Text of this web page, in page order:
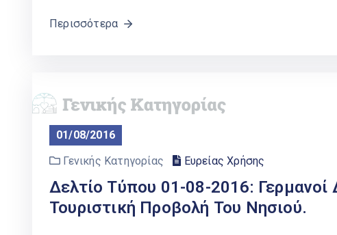
Περισσότερα
01/08/2016
Γενικής Κατηγορίας
Ευρείας Χρήσης
Δελτίο Τύπου 01-08-2016:
Τουριστική Προβολή Του Νησιού.